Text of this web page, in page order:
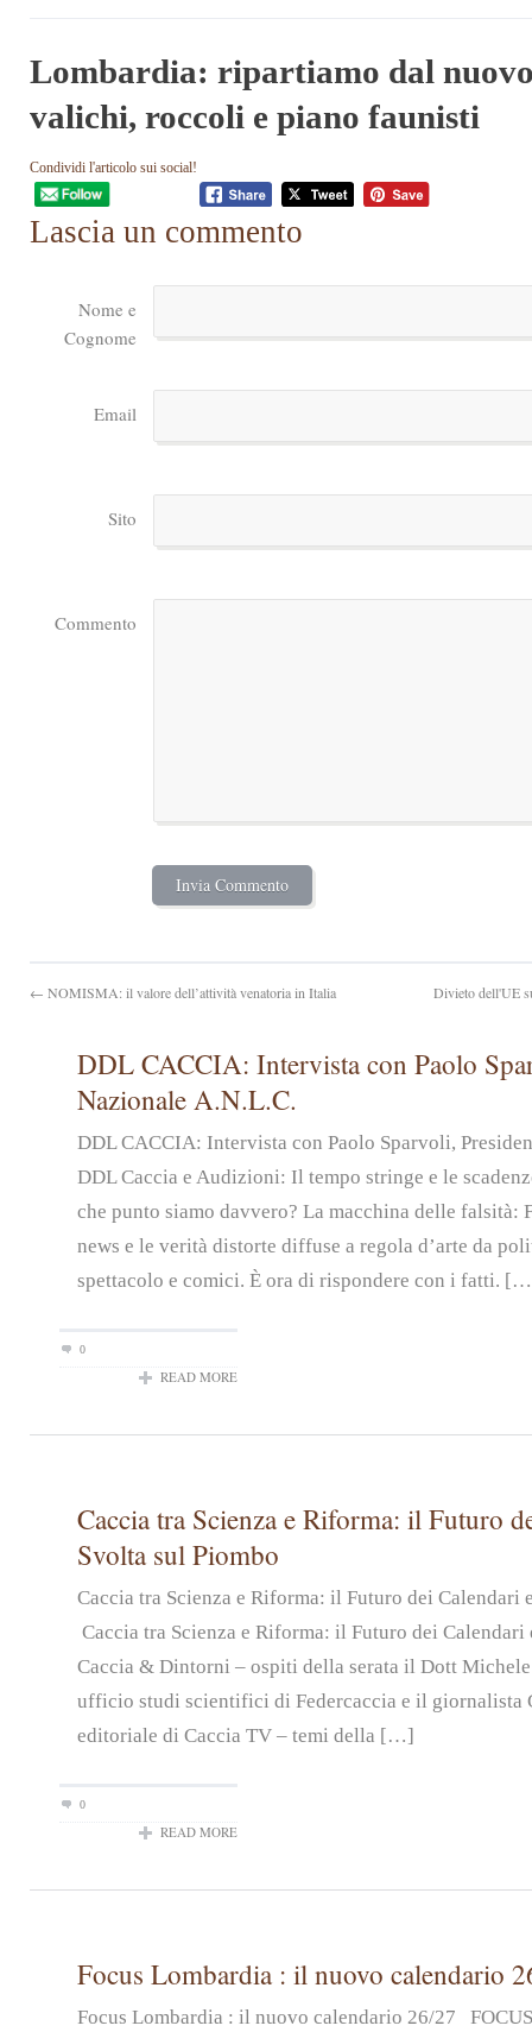
Lombardia: ripartiamo dal
valichi, roccoli e piano faunisti
Condividi l'articolo sui social!
Lascia un commento
Nome e
Cognome
Email
Sito
Commento
← NOMISMA: il valore dell’attività venatoria in Italia Divieto dell'UE
DDL CACCIA: Intervista con Paolo
Nazionale A.N.L.C.
DDL CACCIA: Intervista con Paolo Sparvoli,
DDL Caccia e Audizioni: Il tempo stringe e le
che punto siamo davvero? La macchina delle falsità:
news e le verità distorte diffuse a regola d’arte da
spettacolo e comici. È ora di rispondere con i fatti.
0
READ MORE
Caccia tra Scienza e Riforma: il Futuro
Svolta sul Piombo
Caccia tra Scienza e Riforma: il Futuro dei
Caccia tra Scienza e Riforma: il Futuro dei Calendari
Caccia & Dintorni – ospiti della serata il Dott
ufficio studi scientifici di Federcaccia e il giornalista
editoriale di Caccia TV – temi della […]
0
READ MORE
Focus Lombardia : il nuovo calendario
Focus Lombardia : il nuovo calendario 26/27